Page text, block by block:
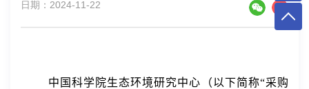
日期：2024-11-22
中国科学院生态环境研究中心（以下简称“采购